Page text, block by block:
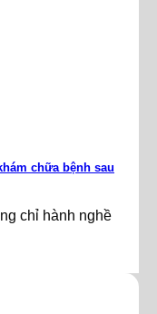
chữa bệnh sau
chỉ hành nghề